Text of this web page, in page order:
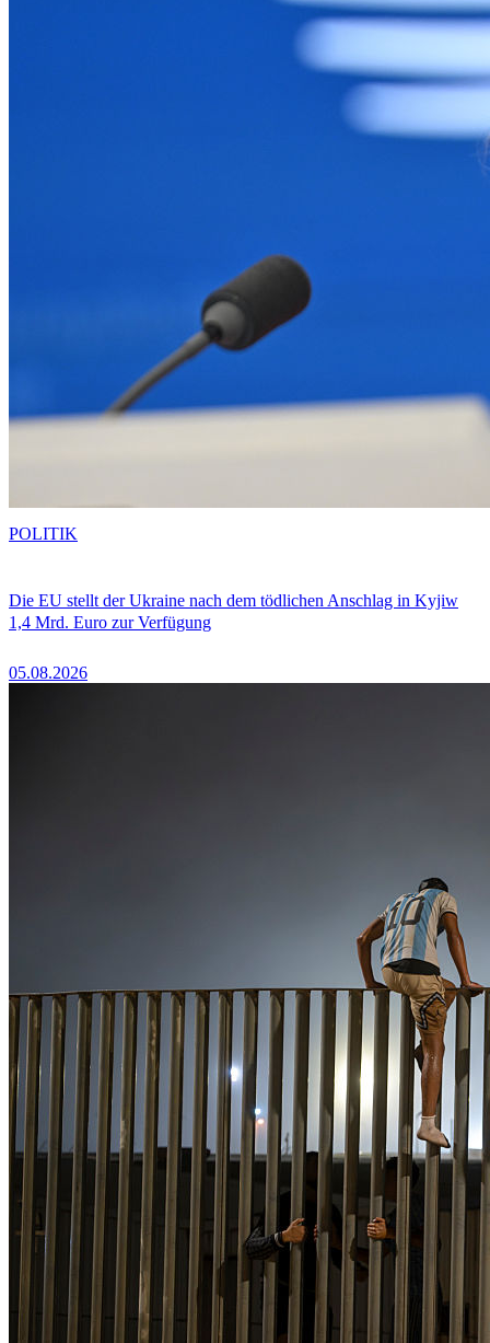
Die EU stellt der Ukraine nach dem tödlichen Anschlag in Kyjiw
1,4 Mrd. Euro zur Verfügung
05.08.2026
POLITIK